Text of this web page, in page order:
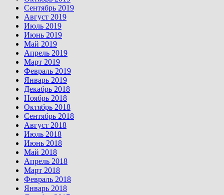
Сентябрь 2019
Август 2019
Июль 2019
Июнь 2019
Май 2019
Апрель 2019
Март 2019
Февраль 2019
Январь 2019
Декабрь 2018
Ноябрь 2018
Октябрь 2018
Сентябрь 2018
Август 2018
Июль 2018
Июнь 2018
Май 2018
Апрель 2018
Март 2018
Февраль 2018
Январь 2018